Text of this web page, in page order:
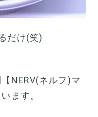
だけ(笑)
NERV(ネルフ)マ
ます。